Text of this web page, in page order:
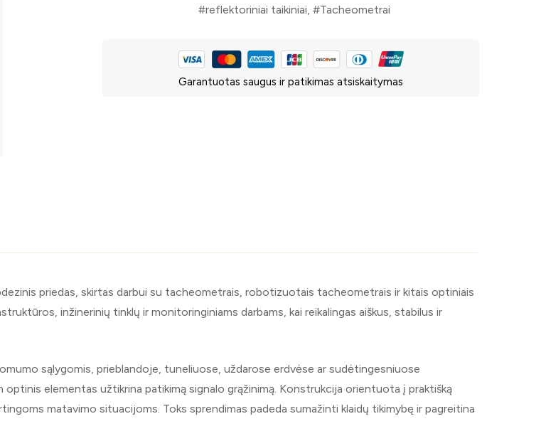
reflektoriniai taikiniai
Tacheometrai
Garantuotas saugus ir patikimas atsiskaitymas
priedas, skirtas darbui su tacheometrais, robotizuotais tacheometrais ir kitais optiniais
inžinerinių tinklų ir monitoringiniams darbams, kai reikalingas aiškus, stabilus ir
sąlygomis, prieblandoje, tuneliuose, uždarose erdvėse ar sudėtingesniuose
elementas užtikrina patikimą signalo grąžinimą. Konstrukcija orientuota į praktišką
matavimo situacijoms. Toks sprendimas padeda sumažinti klaidų tikimybę ir pagreitina